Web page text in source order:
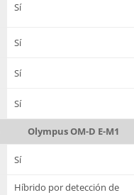
Sí
Sí
Sí
Sí
Olympus OM-D E-M1
Sí
Híbrido por detección de